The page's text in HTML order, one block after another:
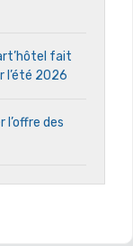
fait
l’été 2026
l’offre des